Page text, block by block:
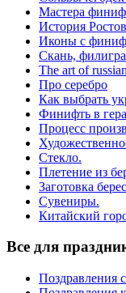
Мастера
История
Иконы с
Скань,
The art of
Про серебро
Как выбрать
Финифть в
Процесс
Стекло.
Плетение из
Заготовка
Сувениры.
Китайский
Все для
Поздравления